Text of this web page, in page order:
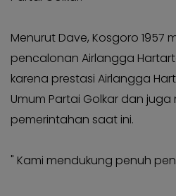
Menurut Dave, Kosgoro 1957
pencalonan Airlangga
karena prestasi Airlangga
Umum Partai Golkar dan juga
pemerintahan saat ini.
" Kami mendukung penuh